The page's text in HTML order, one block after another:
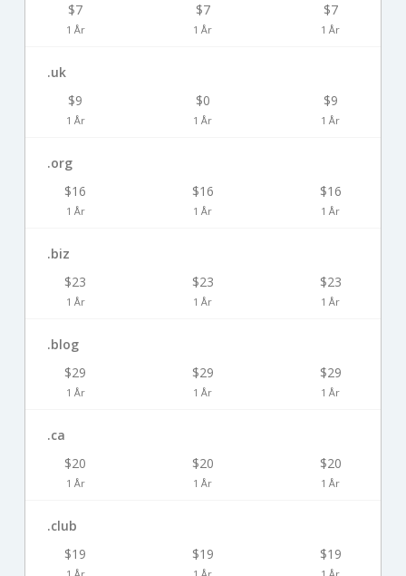
$7
1 År
$7
1 År
$7
1 År
.uk
$9
1 År
$0
1 År
$9
1 År
.org
$16
1 År
$16
1 År
$16
1 År
.biz
$23
1 År
$23
1 År
$23
1 År
.blog
$29
1 År
$29
1 År
$29
1 År
.ca
$20
1 År
$20
1 År
$20
1 År
.club
$19
$19 $19